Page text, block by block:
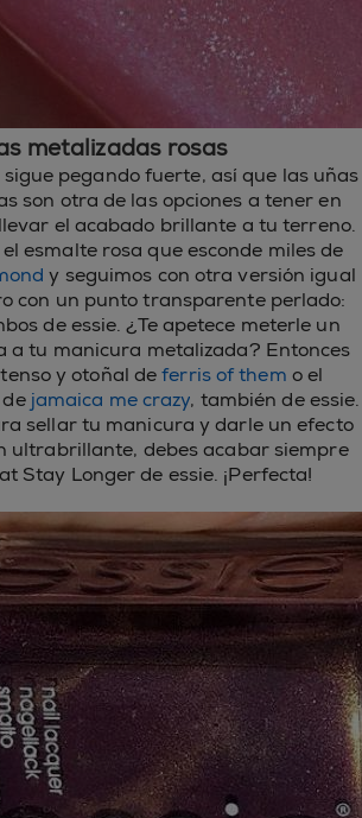
metalizadas rosas
pegando fuerte, así que las uñas
son otra de las opciones a tener en
el acabado brillante a tu terreno.
esmalte rosa que esconde miles de
y seguimos con otra versión igual
con un punto transparente perlado:
de essie. ¿Te apetece meterle un
a tu manicura metalizada? Entonces
y otoñal deferris of them o el
jamaica me crazy, también de essie.
sellar tu manicura y darle un efecto
ultrabrillante, debes acabar siempre
Stay Longer de essie. ¡Perfecta!